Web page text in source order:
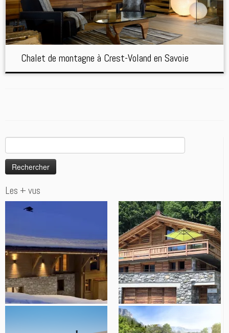
Chalet de montagne à Crest-Voland en Savoie
Les + vus